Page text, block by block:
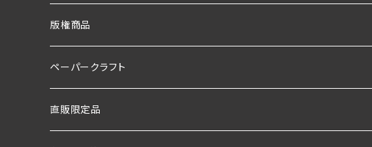
版権商品
ペーパークラフト
直販限定品